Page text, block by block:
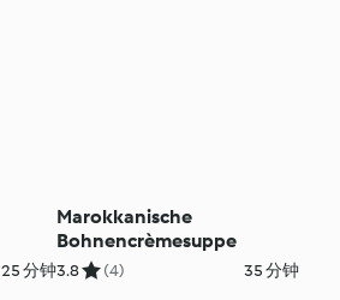
25 分钟
Marokkanische
Bohnencrèmesuppe
3.8 (4) 35 分钟